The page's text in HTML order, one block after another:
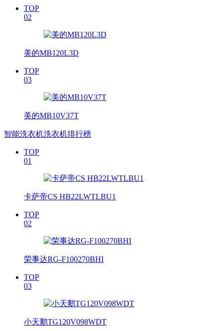
TOP
02
美的MB120L3D
TOP
03
美的MB10V37T
智能洗衣机洗衣机排行榜
TOP
01
卡萨帝CS HB22LWTLBU1
TOP
02
荣事达RG-F100270BHI
TOP
03
小天鹅TG120V098WDT